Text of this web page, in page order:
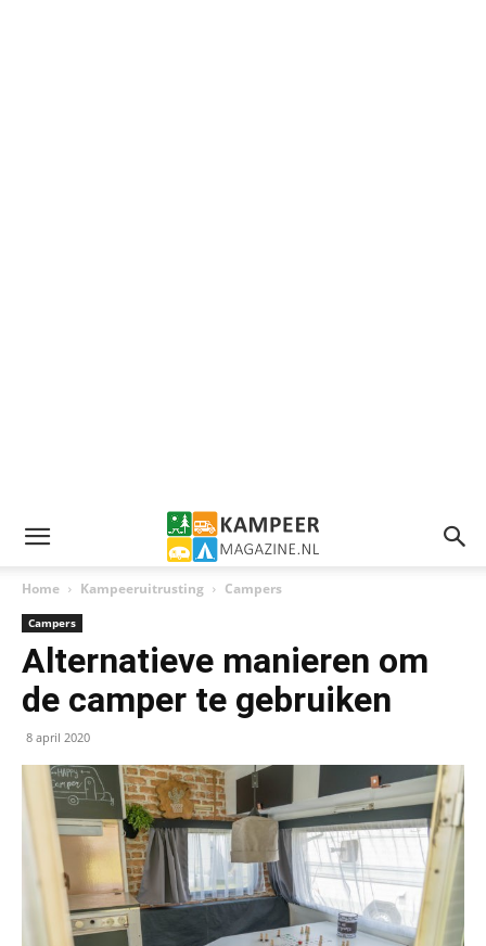
Home Kampeeruitrusting Campers
Campers
Alternatieve manieren om
de camper te gebruiken
8 april 2020